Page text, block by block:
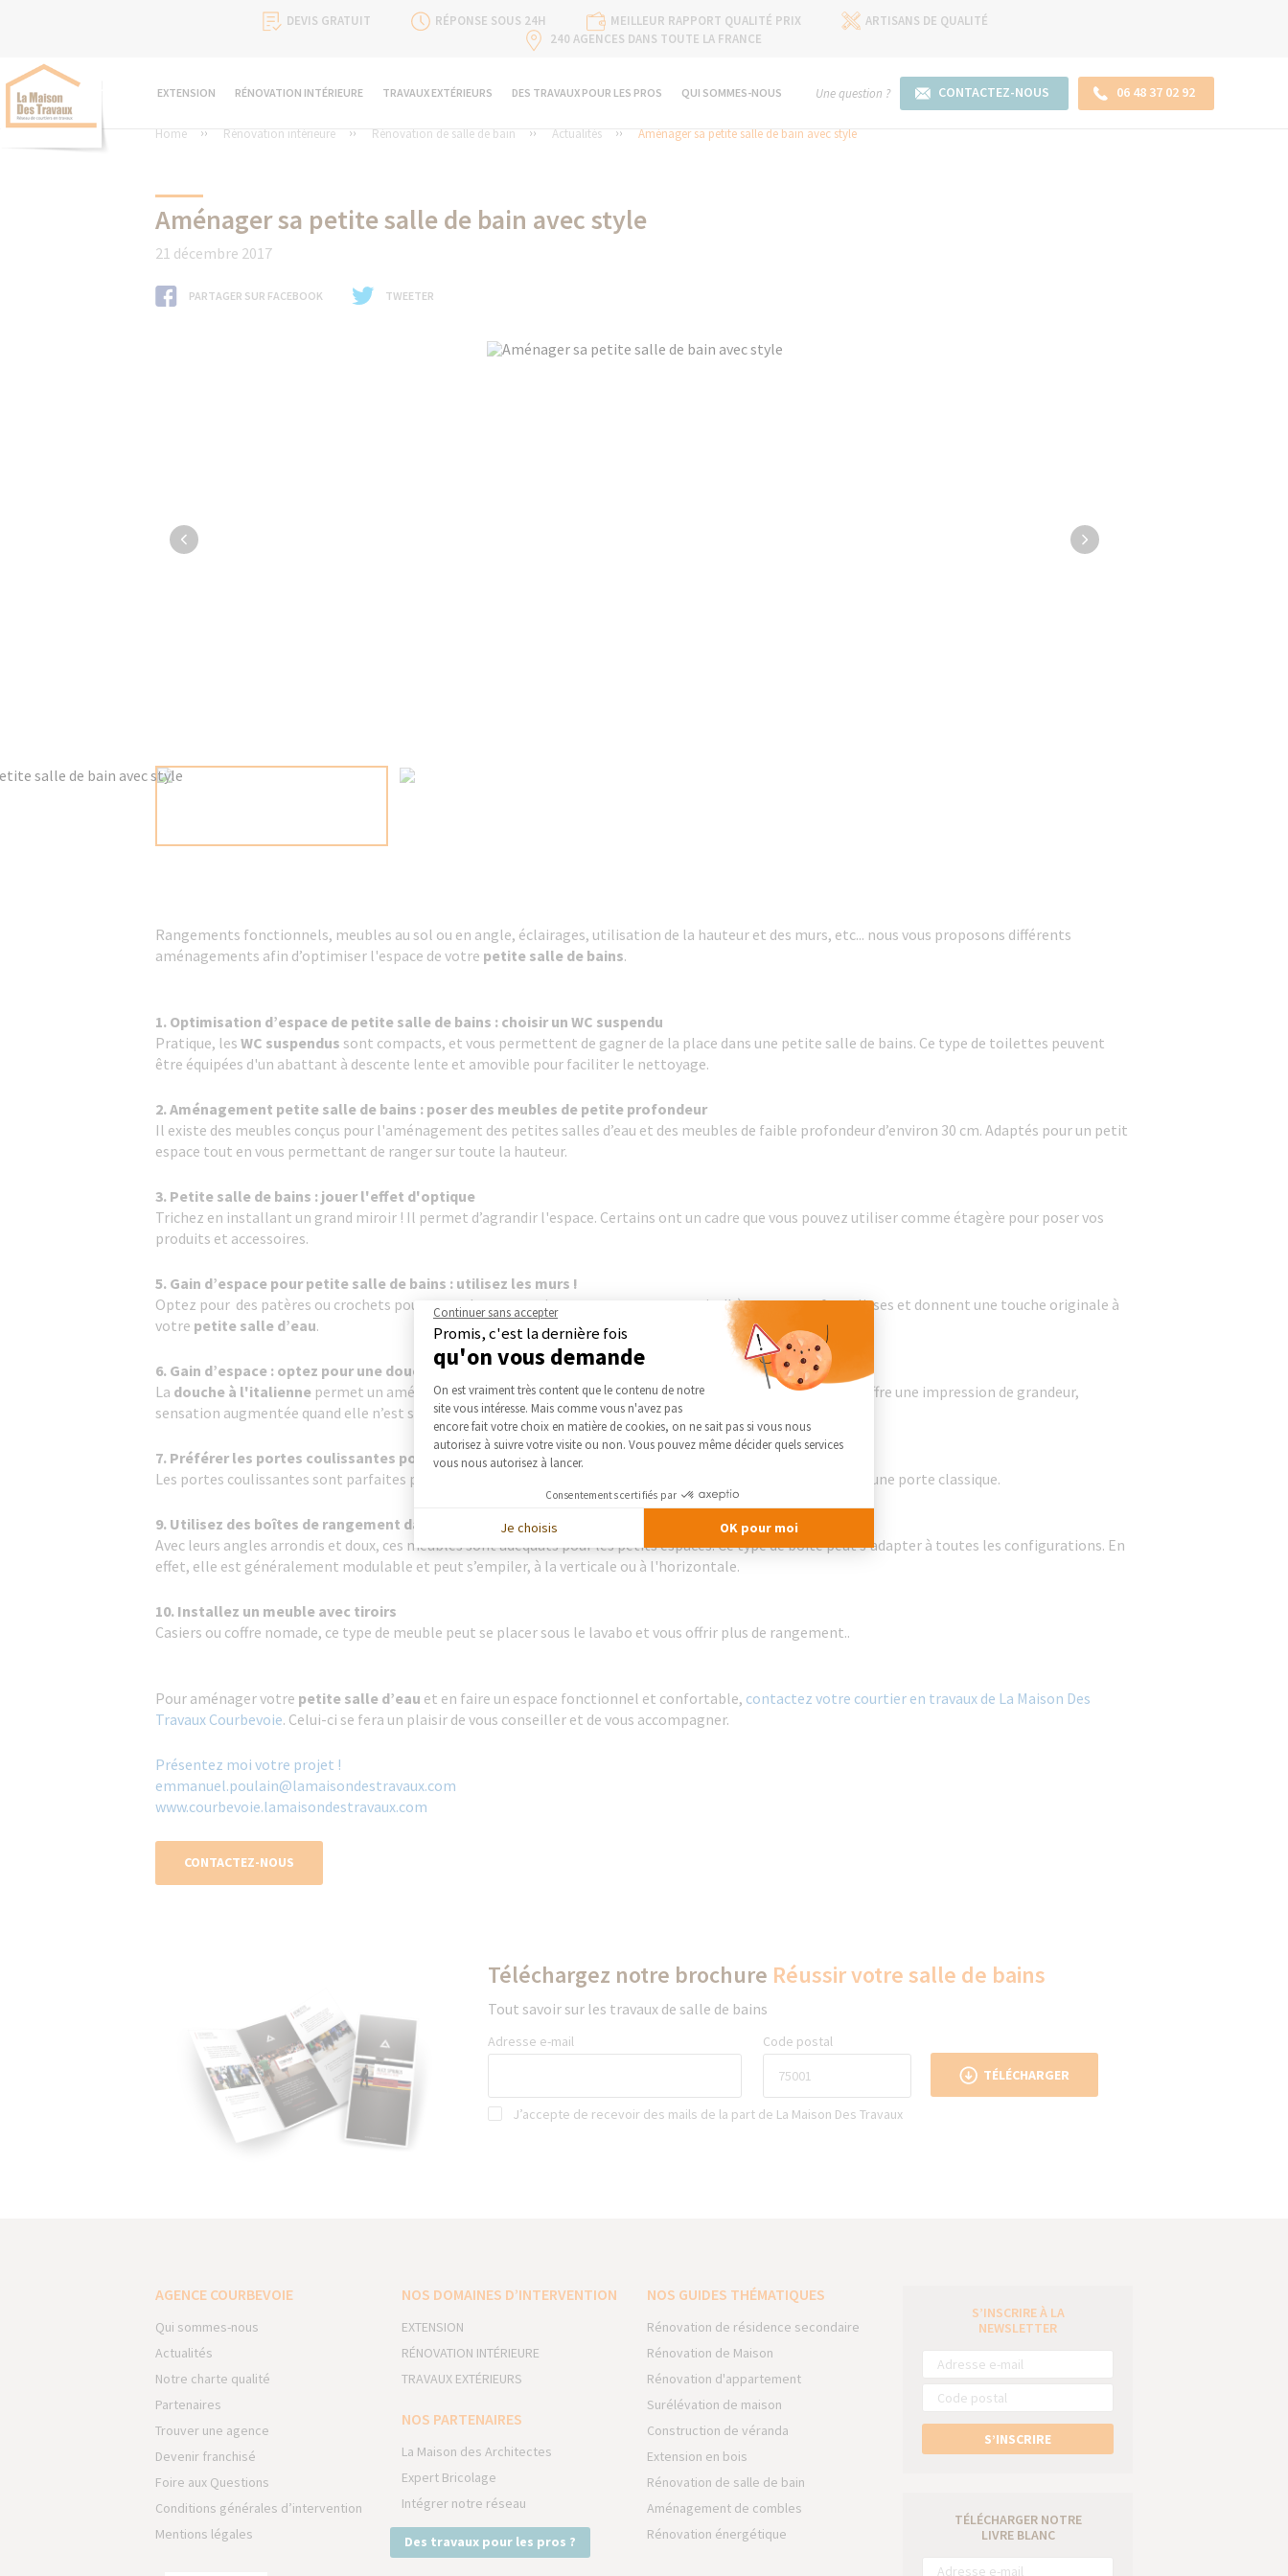
DEVIS GRATUIT RÉPONSE SOUS 24H MEILLEUR RAPPORT QUALITÉ PRIX
ARTISANS DE QUALITÉ
240 AGENCES DANS TOUTE LA FRANCE
EXTENSION RÉNOVATION INTÉRIEURE TRAVAUX EXTÉRIEURS DES TRAVAUX POUR LES PROS QUI SOMMES-NOUS Une question ? CONTACTEZ-NOUS 06 48 37 02 92
Home Rénovation intérieure Rénovation de salle de bain Actualités Aménager sa petite salle de bain avec style
Aménager sa petite salle de bain avec style
21 décembre 2017
PARTAGER SUR FACEBOOK TWEETER
Rangements fonctionnels, meubles au sol ou en angle, éclairages, utilisation de la hauteur et des murs, etc... nous vous proposons différents
aménagements afin d’optimiser l'espace de votre petite salle de bains.
1. Optimisation d’espace de petite salle de bains : choisir un WC suspendu
Pratique, les WC suspendus sont compacts, et vous permettent de gagner de la place dans une petite salle de bains. Ce type de toilettes peuvent
être équipées d'un abattant à descente lente et amovible pour faciliter le nettoyage.
2. Aménagement petite salle de bains : poser des meubles de petite profondeur
Il existe des meubles conçus pour l'aménagement des petites salles d’eau et des meubles de faible profondeur d’environ 30 cm. Adaptés pour un petit
espace tout en vous permettant de ranger sur toute la hauteur.
3. Petite salle de bains : jouer l'effet d'optique
Trichez en installant un grand miroir ! Il permet d’agrandir l'espace. Certains ont un cadre que vous pouvez utiliser comme étagère pour poser vos
produits et accessoires.
5. Gain d’espace pour petite salle de bains : utilisez les murs !
Optez pour des patères ou crochets pour accrocher vos paniers, porte savons etc. qui adhèrent aux surfaces lisses et donnent une touche originale à
votre petite salle d’eau.
6. Gain d’espace : optez pour une douche à l’italienne
La douche à l'italienne permet un aménagement pratique de votre petite salle de bains. De plain-pied, elle offre une impression de grandeur,
sensation augmentée quand elle n’est séparée du reste de la pièce que d’une paroi de verre.
7. Préférer les portes coulissantes pour sa petite salle d’eau
Les portes coulissantes sont parfaites pour gagner de la place et faciliter la circulation et éviter l’ouverture d’une porte classique.
9. Utilisez des boîtes de rangement dans votre salle de bains
Avec leurs angles arrondis et doux, ces meubles sont adéquats pour les petits espaces. Ce type de boîte peut s'adapter à toutes les configurations. En
effet, elle est généralement modulable et peut s’empiler, à la verticale ou à l'horizontale.
10. Installez un meuble avec tiroirs
Casiers ou coffre nomade, ce type de meuble peut se placer sous le lavabo et vous offrir plus de rangement..
Pour aménager votre petite salle d’eau et en faire un espace fonctionnel et confortable, contactez votre courtier en travaux de La Maison Des
Travaux Courbevoie. Celui-ci se fera un plaisir de vous conseiller et de vous accompagner.
Présentez moi votre projet !
emmanuel.poulain@lamaisondestravaux.com​
www.courbevoie.lamaisondestravaux.com
CONTACTEZ-NOUS
Téléchargez notre brochure Réussir votre salle de bains
Tout savoir sur les travaux de salle de bains
Adresse e-mail Code postal
J’accepte de recevoir des mails de la part de La Maison Des Travaux
TÉLÉCHARGER
AGENCE COURBEVOIE
Qui sommes-nous
Actualités
Notre charte qualité
Partenaires
Trouver une agence
Devenir franchisé
Foire aux Questions
Conditions générales d’intervention
Mentions légales
NOS DOMAINES D’INTERVENTION
EXTENSION
RÉNOVATION INTÉRIEURE
TRAVAUX EXTÉRIEURS
NOS PARTENAIRES
La Maison des Architectes
Expert Bricolage
Intégrer notre réseau
Des travaux pour les pros ?
NOS GUIDES THÉMATIQUES
Rénovation de résidence secondaire
Rénovation de Maison
Rénovation d'appartement
Surélévation de maison
Construction de véranda
Extension en bois
Rénovation de salle de bain
Aménagement de combles
Rénovation énergétique
S’INSCRIRE À LA
NEWSLETTER
S’INSCRIRE
TÉLÉCHARGER NOTRE
LIVRE BLANC
Continuer sans accepter
Promis, c'est la dernière fois
qu'on vous demande
Plateforme de Gestion du Consentement : Personnalisez vos Options
On est vraiment très content que le contenu de notre
site vous intéresse. Mais comme vous n'avez pas
encore fait votre choix en matière de cookies, on ne sait pas si vous nous
autorisez à suivre votre visite ou non. Vous pouvez même décider quels services
vous nous autorisez à lancer.
Consentements certifiés par
Je choisis OK pour moi
Axeptio consent